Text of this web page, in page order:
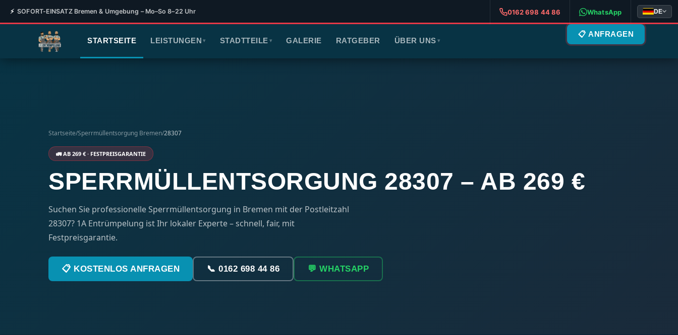
⚡ SOFORT-EINSATZ Bremen & Umgebung – Mo–So 8–22 Uhr 0162 698 44 86 WhatsApp DE
STARTSEITE LEISTUNGEN ▾ STADTTEILE ▾ GALERIE RATGEBER ÜBER UNS ▾
📋 ANFRAGEN
Startseite/Sperrmüllentsorgung Bremen/28307
🚛 AB 269 € · FESTPREISGARANTIE
SPERRMÜLLENTSORGUNG 28307 – AB 269 €
Suchen Sie professionelle Sperrmüllentsorgung in Bremen mit der Postleitzahl
28307? 1A Entrümpelung ist Ihr lokaler Experte – schnell, fair, mit
Festpreisgarantie.
📋 KOSTENLOS ANFRAGEN 📞 0162 698 44 86 💬 WHATSAPP